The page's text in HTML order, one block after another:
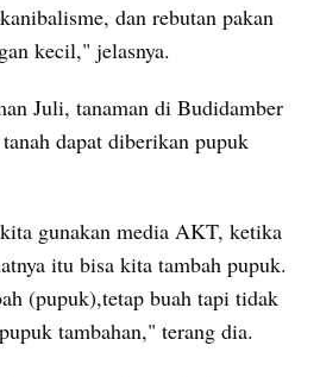
dan rebutan pakan
kecil," jelasnya.
Juli, tanaman di Budidamber
dapat diberikan pupuk
gunakan media AKT, ketika
itu bisa kita tambah pupuk.
(pupuk),tetap buah tapi tidak
tambahan," terang dia.